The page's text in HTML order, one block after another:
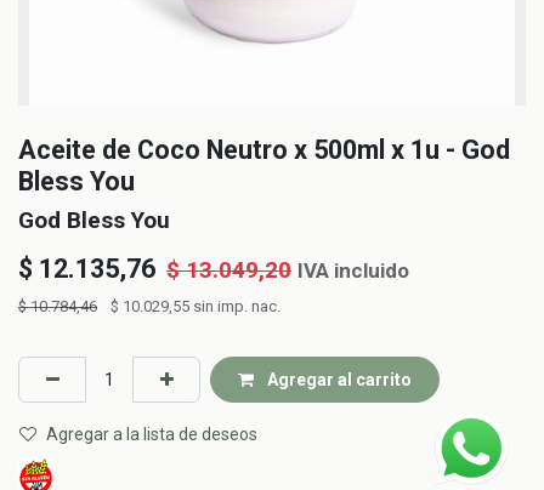
Aceite de Coco Neutro x 500ml x 1u - God
Bless You
God Bless You
$ 12.135,76 $13.049,20 IVA incluido
$10.784,46 $ 10.029,55 sin imp. nac.
Agregar al carrito
Agregar a la lista de deseos